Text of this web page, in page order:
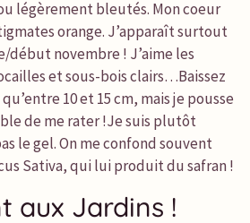
légèrement bleutés. Mon coeur
orange. J’apparaît surtout
novembre ! J’aime les
et sous-bois clairs…Baissez
10 et 15 cm, mais je pousse
de me rater !Je suis plutôt
le gel. On me confond souvent
Sativa, qui lui produit du safran !
aux Jardins !